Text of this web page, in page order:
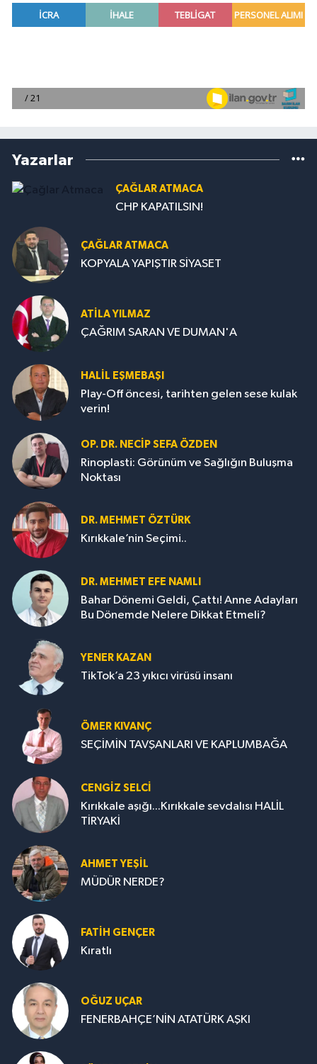
Yazarlar
ÇAĞLAR ATMACA
CHP KAPATILSIN!
ÇAĞLAR ATMACA
KOPYALA YAPIŞTIR SİYASET
ATILA YILMAZ
ÇAĞRIM SARAN VE DUMAN'A
HALIL EŞMEBAŞI
Play-Off öncesi, tarihten gelen sese kulak
verin!
OP. DR. NECIP SEFA ÖZDEN
Rinoplasti: Görünüm ve Sağlığın Buluşma
Noktası
DR. MEHMET ÖZTÜRK
Kırıkkale’nin Seçimi..
DR. MEHMET EFE NAMLI
Bahar Dönemi Geldi, Çattı! Anne Adayları
Bu Dönemde Nelere Dikkat Etmeli?
YENER KAZAN
TikTok’a 23 yıkıcı virüsü insanı
ÖMER KIVANÇ
SEÇİMİN TAVŞANLARI VE KAPLUMBAĞA
CENGİZ SELCİ
Kırıkkale aşığı...Kırıkkale sevdalısı HALİL
TİRYAKİ
AHMET YEŞİL
MÜDÜR NERDE?
FATIH GENÇER
Kıratlı
OĞUZ UÇAR
FENERBAHÇE’NİN ATATÜRK AŞKI